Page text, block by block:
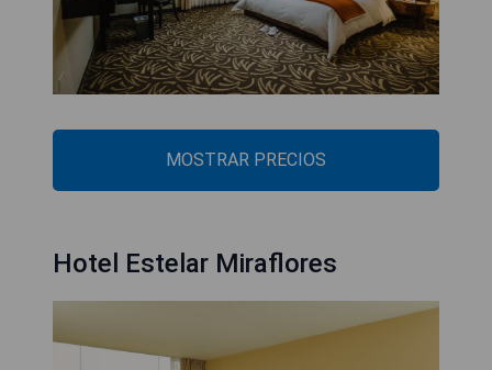
MOSTRAR PRECIOS
Hotel Estelar Miraflores